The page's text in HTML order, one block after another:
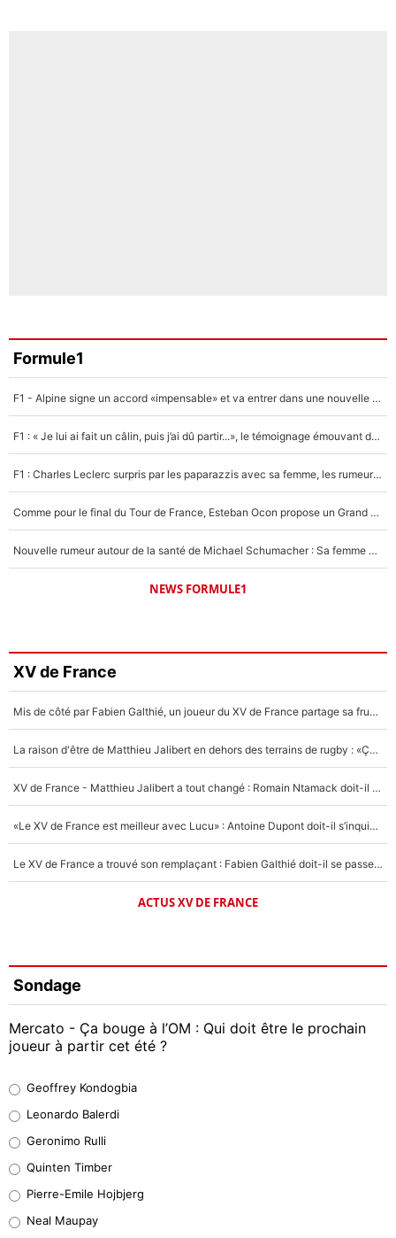
Formule1
F1 - Alpine signe un accord «impensable» et va entrer dans une nouvelle dimension : Grande nouvelle pour Pierre Gasly !
F1 : « Je lui ai fait un câlin, puis j’ai dû partir...», le témoignage émouvant de Max Verstappen sur sa fille
F1 : Charles Leclerc surpris par les paparazzis avec sa femme, les rumeurs étaient vraies !
Comme pour le final du Tour de France, Esteban Ocon propose un Grand Prix de Formule 1 à Paris : «Autour de l’Arc de Triomphe, ce serait génial» !
Nouvelle rumeur autour de la santé de Michael Schumacher : Sa femme Corinna sort du silence
NEWS FORMULE1
XV de France
Mis de côté par Fabien Galthié, un joueur du XV de France partage sa frustration : «ils ne me l’ont pas dit tout de suite»
La raison d'être de Matthieu Jalibert en dehors des terrains de rugby : «Ça m'atteint autant que si tu touches à un membre de ma famille»
XV de France - Matthieu Jalibert a tout changé : Romain Ntamack doit-il s’inquiéter pour sa place à un an de la Coupe du monde ?
«Le XV de France est meilleur avec Lucu» : Antoine Dupont doit-il s’inquiéter pour sa place ?
Le XV de France a trouvé son remplaçant : Fabien Galthié doit-il se passer d'Antoine Dupont ?
ACTUS XV DE FRANCE
Sondage
Mercato - Ça bouge à l’OM : Qui doit être le prochain
joueur à partir cet été ?
38%
32%
5%
Geoffrey Kondogbia
Leonardo Balerdi
Geronimo Rulli
Quinten Timber
Pierre-Emile Hojbjerg
Neal Maupay